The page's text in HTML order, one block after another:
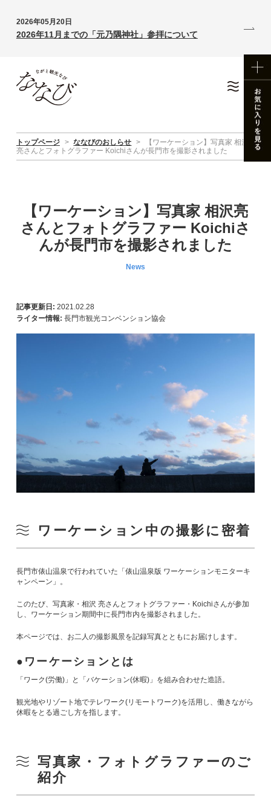
2026年05月20日
2026年11月までの「元乃隅神社」参拝について
トップページ > ななびのおしらせ >
【ワーケーション】写真家 相沢
亮さんとフォトグラファー Koichiさんが長門市を撮影されました
【ワーケーション】写真家 相沢亮
さんとフォトグラファー Koichiさ
んが長門市を撮影されました
News
記事更新日: 2021.02.28
ライター情報: 長門市観光コンベンション協会
ワーケーション中の撮影に密着
長門市俵山温泉で行われていた「俵山温泉版 ワーケーションモニターキ
ャンペーン」。
このたび、写真家・相沢 亮さんとフォトグラファー・Koichiさんが参加
し、ワーケーション期間中に長門市内を撮影されました。
本ページでは、お二人の撮影風景を記録写真とともにお届けします。
ワーケーションとは
「ワーク(労働)」と「バケーション(休暇)」を組み合わせた造語。
観光地やリゾート地でテレワーク(リモートワーク)を活用し、働きながら
休暇をとる過ごし方を指します。
写真家・フォトグラファーのご
紹介